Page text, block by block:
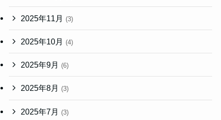
2025年11月 (3)
2025年10月 (4)
2025年9月 (6)
2025年8月 (3)
2025年7月 (3)